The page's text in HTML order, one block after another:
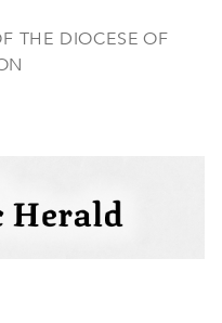
THE DIOCESE OF